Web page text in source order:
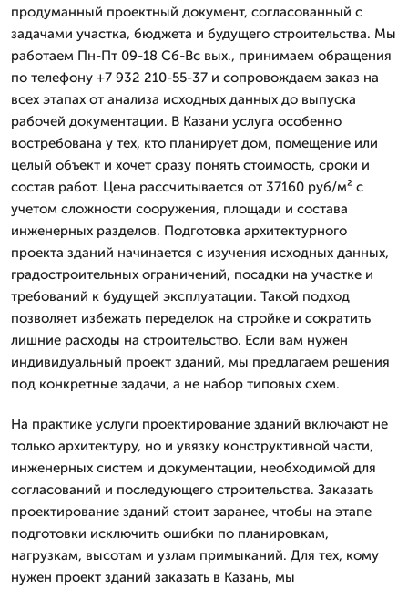
продуманный проектный документ, согласованный с
задачами участка, бюджета и будущего строительства. Мы
работаем Пн-Пт 09-18 Сб-Вс вых., принимаем обращения
по телефону +7 932 210-55-37 и сопровождаем заказ на
всех этапах от анализа исходных данных до выпуска
рабочей документации. В Казани услуга особенно
востребована у тех, кто планирует дом, помещение или
целый объект и хочет сразу понять стоимость, сроки и
состав работ. Цена рассчитывается от 37160 руб/м² с
учетом сложности сооружения, площади и состава
инженерных разделов. Подготовка архитектурного
проекта зданий начинается с изучения исходных данных,
градостроительных ограничений, посадки на участке и
требований к будущей эксплуатации. Такой подход
позволяет избежать переделок на стройке и сократить
лишние расходы на строительство. Если вам нужен
индивидуальный проект зданий, мы предлагаем решения
под конкретные задачи, а не набор типовых схем.
На практике услуги проектирование зданий включают не
только архитектуру, но и увязку конструктивной части,
инженерных систем и документации, необходимой для
согласований и последующего строительства. Заказать
проектирование зданий стоит заранее, чтобы на этапе
подготовки исключить ошибки по планировкам,
нагрузкам, высотам и узлам примыканий. Для тех, кому
нужен проект зданий заказать в Казань, мы